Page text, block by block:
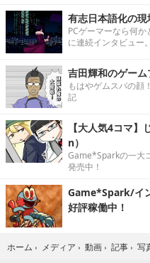
有志日本語化の現
PCゲーマーなら何
に連続インタビュー。
吉田輝和のゲー
もはやゲムスパの顔
記
【大人気4コマ
n）
Game*Sparkの一大
発売中！
Game*Spark/イ
好評稼働中！
ホーム › メディア › 動画 › 記事 › 写